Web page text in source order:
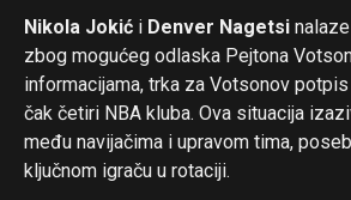
Nikola Jokić i Denver Nagetsi
zbog mogućeg odlaska Pejtona
informacijama, trka za Votsonov
čak četiri NBA kluba. Ova situacija
među navijačima i upravom tima,
ključnom igraču u rotaciji.